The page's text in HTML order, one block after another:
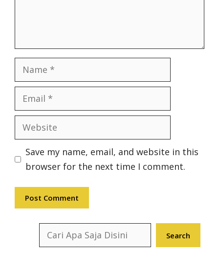
Name
Email
Website
Save my name, email, and website in this
browser for the next time I comment.
Search Search